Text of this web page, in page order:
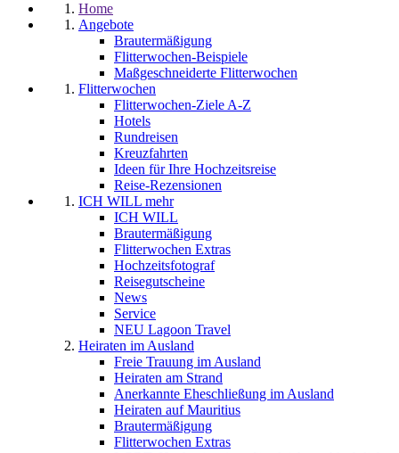
Home
Angebote
Brautermäßigung
Flitterwochen-Beispiele
Maßgeschneiderte Flitterwochen
Flitterwochen
Flitterwochen-Ziele A-Z
Hotels
Rundreisen
Kreuzfahrten
Ideen für Ihre Hochzeitsreise
Reise-Rezensionen
ICH WILL mehr
ICH WILL
Brautermäßigung
Flitterwochen Extras
Hochzeitsfotograf
Reisegutscheine
News
Service
NEU Lagoon Travel
Heiraten im Ausland
Freie Trauung im Ausland
Heiraten am Strand
Anerkannte Eheschließung im Ausland
Heiraten auf Mauritius
Brautermäßigung
Flitterwochen Extras